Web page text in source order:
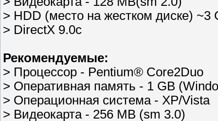
> HDD (место на жестком диске) ~3
> DirectX 9.0c
Рекомендуемые:
> Процессор - Pentium® Core2Duo
> Оперативная память - 1 GB
> Операционная система - XP/Vista
> Видеокарта - 256 MB (sm 3.0)